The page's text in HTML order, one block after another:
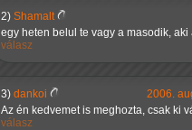
2) Shamalt
egy heten belul te vagy a masodik,
válasz
3) dankoi
2006.
Az én kedvemet is meghozta, csak ki
válasz